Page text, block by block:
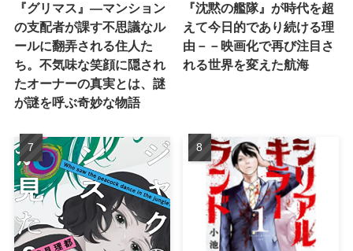
『グリマス』―マンション
の支配者が課す不思議なル
ールに翻弄される住人た
ち。不気味な笑顔に隠され
たオーナーの真実とは、謎
が謎を呼ぶ奇妙な物語
『沈黙の艦隊』が時代を超
えて今日的であり続ける理
由－－映画化で再び注目さ
れる世界を変えた航海